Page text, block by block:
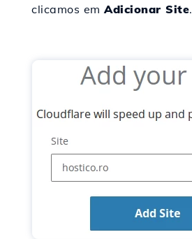
clicamos emAdicionar Site.